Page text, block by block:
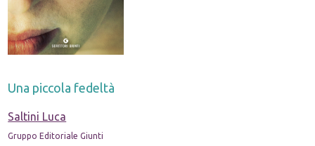
Una piccola fedeltà
Saltini Luca
Gruppo Editoriale Giunti